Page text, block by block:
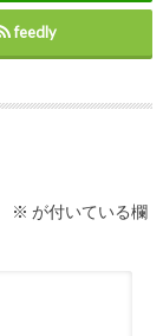
feedly
※ が付いている欄